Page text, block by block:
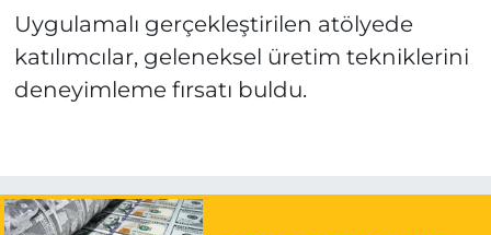
Uygulamalı gerçekleştirilen atölyede
katılımcılar, geleneksel üretim tekniklerini
deneyimleme fırsatı buldu.